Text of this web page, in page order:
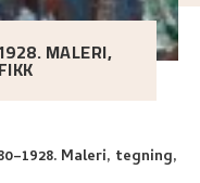
MALERI,
Maleri, tegning,